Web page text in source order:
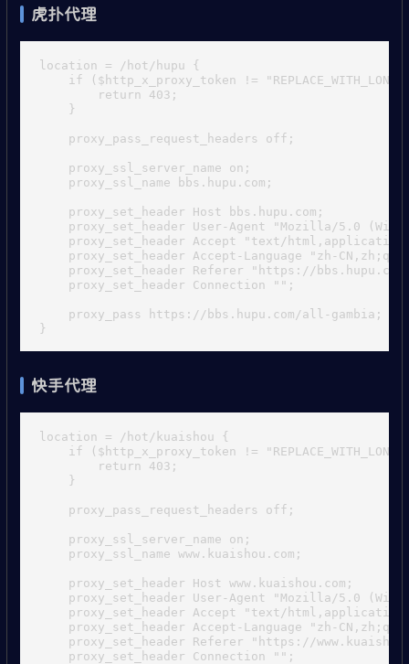
虎扑代理
location = /hot/hupu {
if ($http_x_proxy_token !=
        return 403;
    }
    proxy_pass_request_headers off;
    proxy_ssl_server_name on;
    proxy_ssl_name bbs.hupu.com;
    proxy_set_header Host bbs.hupu.com;
proxy_set_header User-Agent "Mozilla/5.0
proxy_set_header Accept "text/
proxy_set_header Accept-Language "zh-
proxy_set_header Referer "https://
    proxy_set_header Connection "";
    proxy_pass https://bbs.hupu.com/all-gambia;
快手代理
location = /hot/kuaishou {
if ($http_x_proxy_token !=
        return 403;
    }
    proxy_pass_request_headers off;
    proxy_ssl_server_name on;
    proxy_ssl_name www.kuaishou.com;
    proxy_set_header Host www.kuaishou.com;
proxy_set_header User-Agent "Mozilla/5.0
proxy_set_header Accept "text/
proxy_set_header Accept-Language "zh-
proxy_set_header Referer "https://
    proxy_set_header Connection "";